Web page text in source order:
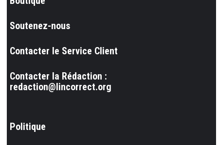
Soutenez-nous
Contacter le Service Client
Contacter la Rédaction :
redaction@lincorrect.org
Politique